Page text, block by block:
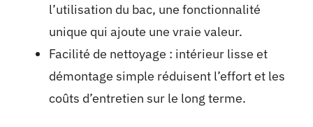
l’utilisation du bac, une fonctionnalité
unique qui ajoute une vraie valeur.
Facilité de nettoyage : intérieur lisse et
démontage simple réduisent l’effort et les
coûts d’entretien sur le long terme.